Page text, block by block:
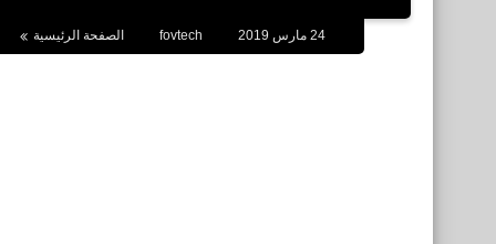
fovtech الصفحة الرئيسية